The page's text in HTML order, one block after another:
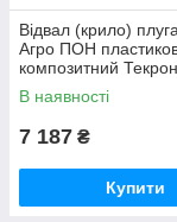
Відвал (крило)
Агро ПОН
композитний Текрон
В наявності
7 187 ₴
Купити